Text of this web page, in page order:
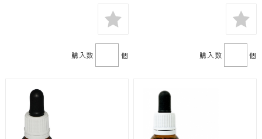
購入数 個 購入数 個